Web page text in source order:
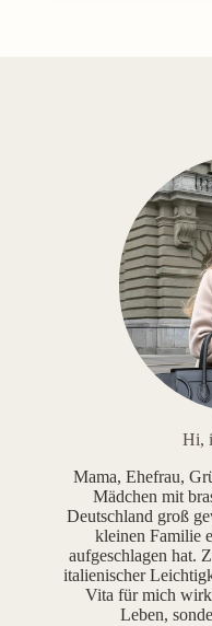
Hi,
Mama, Ehefrau,
Mädchen mit
Deutschland groß
kleinen Familie
aufgeschlagen hat.
italienischer
Vita für mich
Leben,